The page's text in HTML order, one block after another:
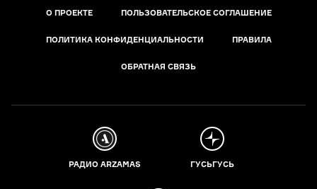
О ПРОЕКТЕ ПОЛЬЗОВАТЕЛЬСКОЕ СОГЛАШЕНИЕ
ПОЛИТИКА КОНФИДЕНЦИАЛЬНОСТИ ПРАВИЛА
ОБРАТНАЯ СВЯЗЬ
РАДИО ARZAMAS ГУСЬГУСЬ